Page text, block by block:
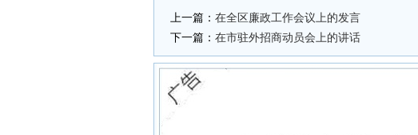
上一篇： 在全区廉政工作会议上的发言
下一篇： 在市驻外招商动员会上的讲话